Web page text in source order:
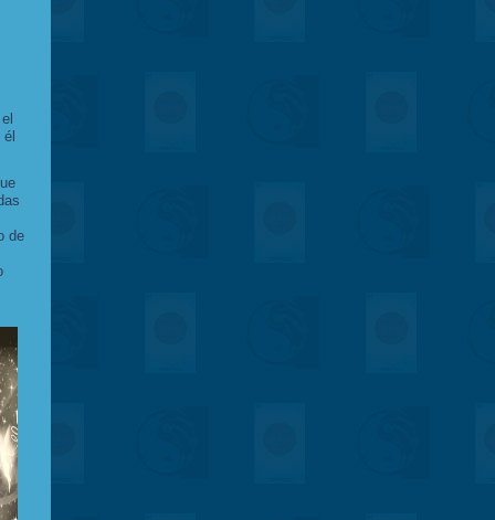
de